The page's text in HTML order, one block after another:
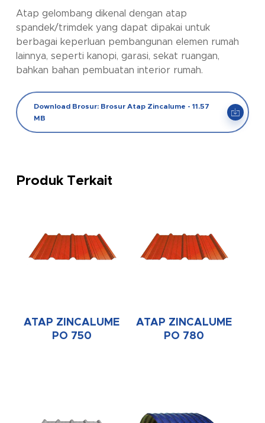
Atap gelombang dikenal dengan atap
spandek/trimdek yang dapat dipakai untuk
berbagai keperluan pembangunan elemen rumah
lainnya, seperti kanopi, garasi, sekat ruangan,
bahkan bahan pembuatan interior rumah.
Download Brosur: Brosur Atap Zincalume - 11.57
MB
Produk Terkait
ATAP ZINCALUME
PO 750
ATAP ZINCALUME
PO 780